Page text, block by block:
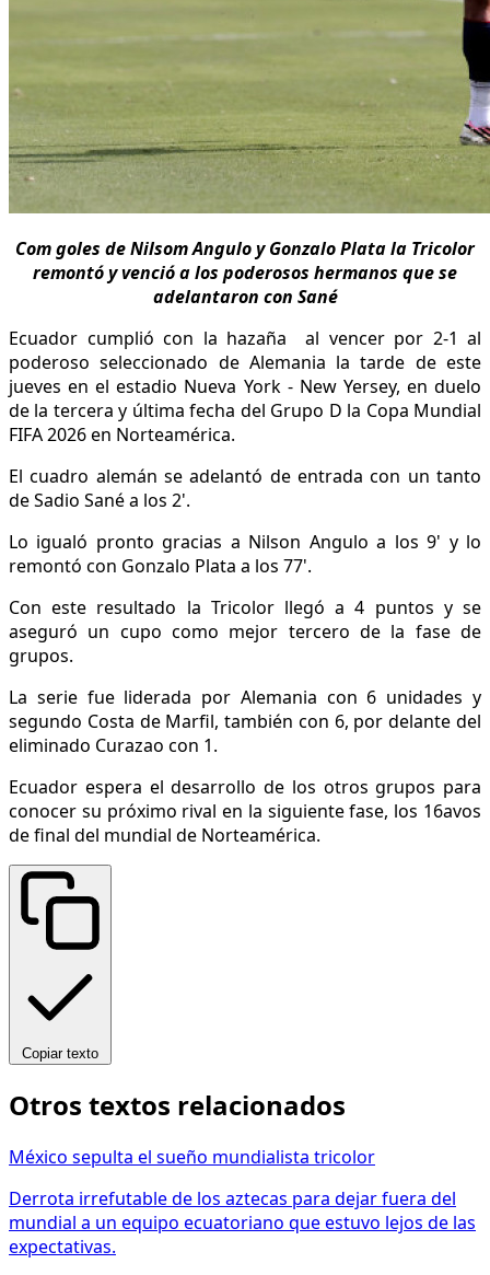
Com goles de Nilsom Angulo y Gonzalo Plata la Tricolor
remontó y venció a los poderosos hermanos que se
adelantaron con Sané
Ecuador cumplió con la hazaña al vencer por 2-1 al
poderoso seleccionado de Alemania la tarde de este
jueves en el estadio Nueva York - New Yersey, en duelo
de la tercera y última fecha del Grupo D la Copa Mundial
FIFA 2026 en Norteamérica.
El cuadro alemán se adelantó de entrada con un tanto
de Sadio Sané a los 2'.
Lo igualó pronto gracias a Nilson Angulo a los 9' y lo
remontó con Gonzalo Plata a los 77'.
Con este resultado la Tricolor llegó a 4 puntos y se
aseguró un cupo como mejor tercero de la fase de
grupos.
La serie fue liderada por Alemania con 6 unidades y
segundo Costa de Marfil, también con 6, por delante del
eliminado Curazao con 1.
Ecuador espera el desarrollo de los otros grupos para
conocer su próximo rival en la siguiente fase, los 16avos
de final del mundial de Norteamérica.
Copiar texto
Otros textos relacionados
México sepulta el sueño mundialista tricolor
Derrota irrefutable de los aztecas para dejar fuera del
mundial a un equipo ecuatoriano que estuvo lejos de las
expectativas.